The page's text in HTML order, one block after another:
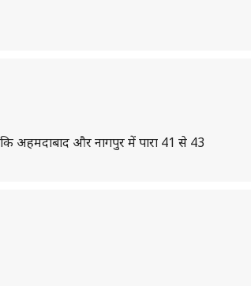
अहमदाबाद और नागपुर में पारा 41 से 43